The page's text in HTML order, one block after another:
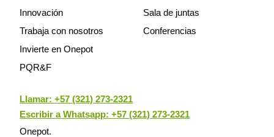
Innovación
Trabaja con nosotros
Invierte en Onepot
PQR&F
Sala de juntas
Conferencias
Llamar:+57 (321) 273-2321
Escribir a Whatsapp: +57 (321) 273-2321
Onepot.